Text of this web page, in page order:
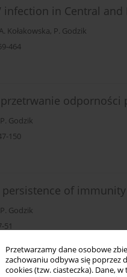
Przetwarzamy dane osobowe
zachowaniu odbywa się poprzez
cookies (tzw. ciasteczka). Dane,
infection in Central and
Kołakowska, P. Godzik
464
odporności
P. Godzik
150
of
P. Godzik
51